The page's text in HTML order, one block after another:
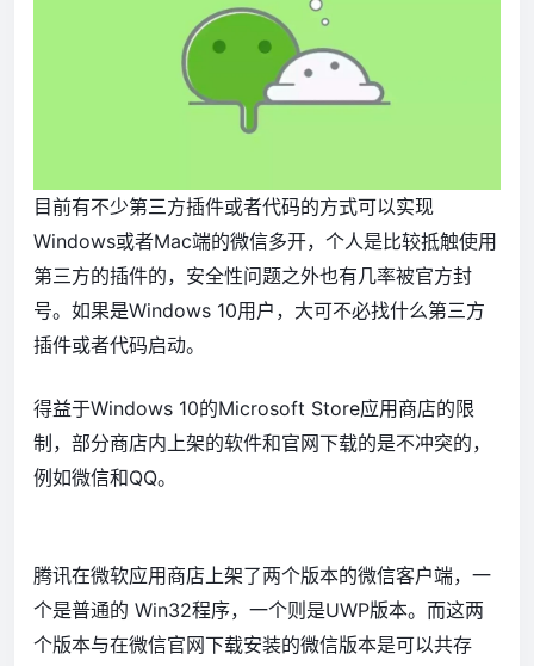
目前有不少第三方插件或者代码的方式可以实现
Windows或者Mac端的微信多开，个人是比较抵触使用
第三方的插件的，安全性问题之外也有几率被官方封
号。如果是Windows 10用户，大可不必找什么第三方
插件或者代码启动。
得益于Windows 10的Microsoft Store应用商店的限
制，部分商店内上架的软件和官网下载的是不冲突的，
例如微信和QQ。
腾讯在微软应用商店上架了两个版本的微信客户端，一
个是普通的 Win32程序，一个则是UWP版本。而这两
个版本与在微信官网下载安装的微信版本是可以共存